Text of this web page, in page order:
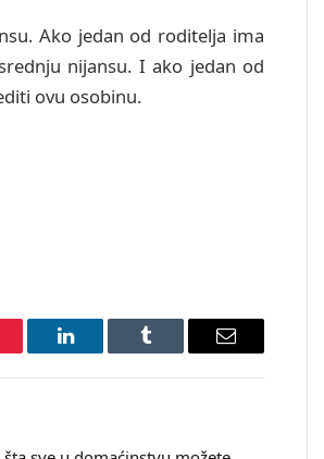
Ako jedan od roditelja ima
nijansu. I ako jedan od
ovu osobinu.
LinkedIn Tumblr Email